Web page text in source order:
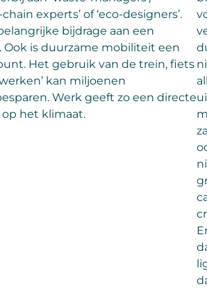
experts’ of ‘eco-designers’.
bijdrage aan een
Ook is duurzame mobiliteit een
Het gebruik van de trein, fiets
kan miljoenen
Werk geeft zo een directe
het klimaat.